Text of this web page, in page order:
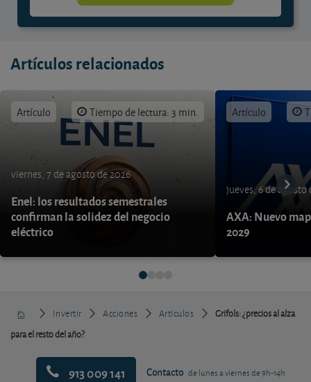
Artículos relacionados
Artículo Tiempo de lectura: 3 min.
viernes, 7 de agosto de 2026
Enel: los resultados semestrales
confirman la solidez del negocio
eléctrico
Artículo
jueves, 6 de agosto
AXA: Nuevo
2029
Invertir Acciones Artículos
Grifols: ¿precios al alza
para el resto del año?
913 009 141 Contacto de lunes a viernes de 9h-14h